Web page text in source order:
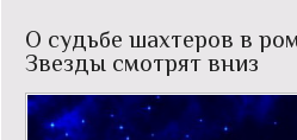
О судьбе шахтеров в
Звезды смотрят вниз